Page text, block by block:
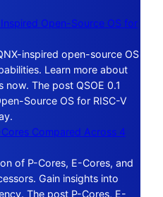
Open-Source OS for
inspired open-source OS
Learn more about
The post QSOE 0.1
Source OS for RISC-V
Compared Across 4
of P-Cores, E-Cores, and
Gain insights into
The post P-Cores, E-